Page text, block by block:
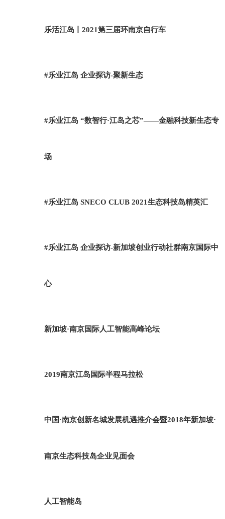
乐活江岛丨2021第三届环南京自行车
#乐业江岛 企业探访-聚新生态
#乐业江岛 “数智行·江岛之芯”——金融科技新生态专
场
#乐业江岛 SNECO CLUB 2021生态科技岛精英汇
#乐业江岛 企业探访-新加坡创业行动社群南京国际中
心
新加坡·南京国际人工智能高峰论坛
2019南京江岛国际半程马拉松
中国·南京创新名城发展机遇推介会暨2018年新加坡·
南京生态科技岛企业见面会
人工智能岛